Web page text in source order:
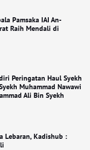
Pamsaka IAI An-
Raih Mendali di
Peringatan Haul Syekh
Muhammad Nawawi
Ali Bin Syekh
Lebaran, Kadishub :